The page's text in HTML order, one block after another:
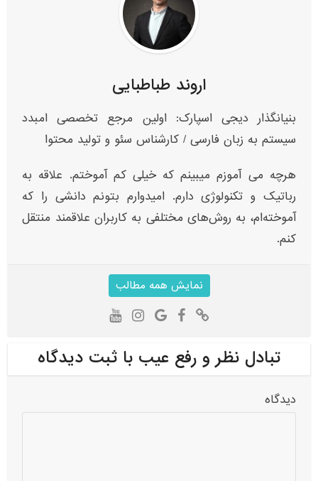
اروند طباطبایی
بنیانگذار دیجی اسپارک: اولین مرجع تخصصی امبدد
سیستم به زبان فارسی / کارشناس سئو و تولید محتوا
هرچه می آموزم میبینم که خیلی کم آموختم. علاقه به
رباتیک و تکنولوژی دارم. امیدوارم بتونم دانشی را که
آموخته‌ام، به روش‌های مختلفی به کاربران علاقمند منتقل
کنم.
نمایش همه مطالب
تبادل نظر و رفع عیب با ثبت دیدگاه
دیدگاه